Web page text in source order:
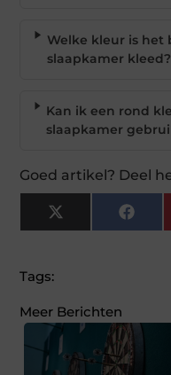
Welke kleur is het
slaapkamer kleed?
Kan ik een rond
slaapkamer
Goed artikel? Deel
X
(Twitter)
Tags:
Meer Berichten